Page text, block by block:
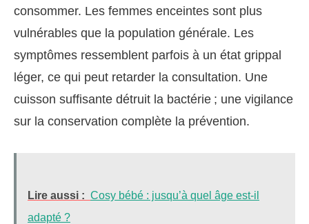
consommer. Les femmes enceintes sont plus
vulnérables que la population générale. Les
symptômes ressemblent parfois à un état grippal
léger, ce qui peut retarder la consultation. Une
cuisson suffisante détruit la bactérie ; une vigilance
sur la conservation complète la prévention.
Lire aussi : Cosy bébé : jusqu’à quel âge est-il
adapté ?